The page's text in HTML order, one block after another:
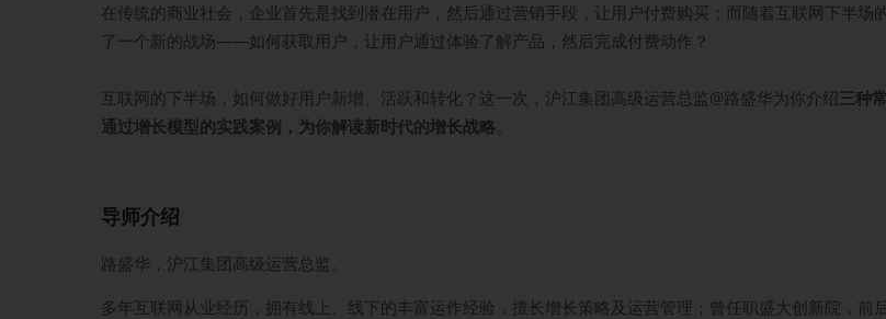
在传统的商业社会，企业首先是找到潜在用户，然后通过营销手段，让用户付费购买；而随着互联网下半场
了一个新的战场——如何获取用户，让用户通过体验了解产品，然后完成付费动作？
互联网的下半场，如何做好用户新增、活跃和转化？这一次，沪江集团高级运营总监@路盛华为你介绍三种
通过增长模型的实践案例，为你解读新时代的增长战略
导师介绍
路盛华，沪江集团高级运营总监。
多年互联网从业经历，拥有线上、线下的丰富运作经验，擅长增长策略及运营管理；曾任职盛大创新院，前